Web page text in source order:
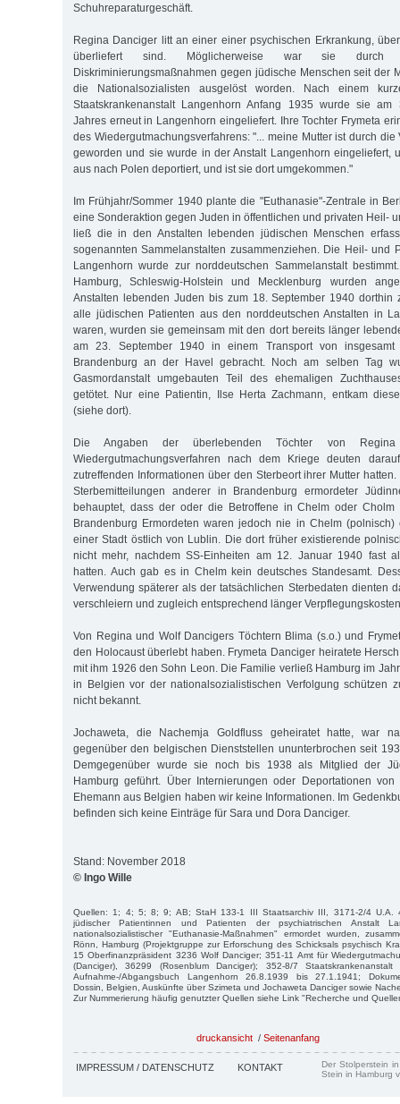
Schuhreparaturgeschäft.
Regina Danciger litt an einer einer psychischen Erkrankung,
überliefert sind. Möglicherweise war sie durch
Diskriminierungsmaßnahmen gegen jüdische Menschen seit der
die Nationalsozialisten ausgelöst worden. Nach einem
Staatskrankenanstalt Langenhorn Anfang 1935 wurde sie am
Jahres erneut in Langenhorn eingeliefert. Ihre Tochter Frymeta
des Wiedergutmachungsverfahrens: "... meine Mutter ist durch
geworden und sie wurde in der Anstalt Langenhorn eingeliefert,
aus nach Polen deportiert, und ist sie dort umgekommen."
Im Frühjahr/Sommer 1940 plante die "Euthanasie"-Zentrale in
eine Sonderaktion gegen Juden in öffentlichen und privaten Heil-
ließ die in den Anstalten lebenden jüdischen Menschen
sogenannten Sammelanstalten zusammenziehen. Die Heil- und
Langenhorn wurde zur norddeutschen Sammelanstalt
Hamburg, Schleswig-Holstein und Mecklenburg wurden
Anstalten lebenden Juden bis zum 18. September 1940 dorthin
alle jüdischen Patienten aus den norddeutschen Anstalten in
waren, wurden sie gemeinsam mit den dort bereits länger
am 23. September 1940 in einem Transport von
Brandenburg an der Havel gebracht. Noch am selben Tag
Gasmordanstalt umgebauten Teil des ehemaligen
getötet. Nur eine Patientin, Ilse Herta Zachmann, entkam
(siehe dort).
Die Angaben der überlebenden Töchter von
Wiedergutmachungsverfahren nach dem Kriege deuten
zutreffenden Informationen über den Sterbeort ihrer Mutter
Sterbemitteilungen anderer in Brandenburg ermordeter
behauptet, dass der oder die Betroffene in Chelm oder
Brandenburg Ermordeten waren jedoch nie in Chelm (polnisch)
einer Stadt östlich von Lublin. Die dort früher existierende
nicht mehr, nachdem SS-Einheiten am 12. Januar 1940 fast
hatten. Auch gab es in Chelm kein deutsches Standesamt.
Verwendung späterer als der tatsächlichen Sterbedaten dienten
verschleiern und zugleich entsprechend länger
Von Regina und Wolf Dancigers Töchtern Blima (s.o.) und
den Holocaust überlebt haben. Frymeta Danciger heiratete
mit ihm 1926 den Sohn Leon. Die Familie verließ Hamburg im
in Belgien vor der nationalsozialistischen Verfolgung schützen
nicht bekannt.
Jochaweta, die Nachemja Goldfluss geheiratet hatte, war
gegenüber den belgischen Dienststellen ununterbrochen seit
Demgegenüber wurde sie noch bis 1938 als Mitglied der
Hamburg geführt. Über Internierungen oder Deportationen
Ehemann aus Belgien haben wir keine Informationen. Im
befinden sich keine Einträge für Sara und Dora Danciger.
Stand: November 2018
© Ingo Wille
Quellen: 1; 4; 5; 8; 9; AB; StaH 133-1 III Staatsarchiv III, 3171-2/4 U.A.
jüdischer Patientinnen und Patienten der psychiatrischen Anstalt
nationalsozialistischer "Euthanasie-Maßnahmen" ermordet wurden,
Rönn, Hamburg (Projektgruppe zur Erforschung des Schicksals psychisch
15 Oberfinanzpräsident 3236 Wolf Danciger; 351-11 Amt für
(Danciger), 36299 (Rosenblum Danciger); 352-8/7
Aufnahme-/Abgangsbuch Langenhorn 26.8.1939 bis 27.1.1941;
Dossin, Belgien, Auskünfte über Szimeta und Jochaweta Danciger sowie
Zur Nummerierung häufig genutzter Quellen siehe Link "Recherche und
druckansicht / Seitenanfang
IMPRESSUM / DATENSCHUTZ KONTAKT
Der Stolperstein
Stein in Hamburg